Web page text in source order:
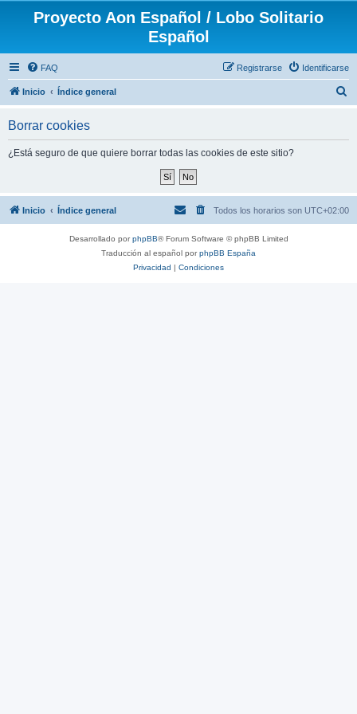
Proyecto Aon Español / Lobo Solitario
Español
FAQ Identificarse
Registrarse
Inicio Índice general
Borrar cookies
¿Está seguro de que quiere borrar todas las cookies de este sitio?
Inicio Índice general Todos los horarios son UTC+02:00
Desarrollado porphpBB® Forum Software © phpBB Limited
Traducción al español porphpBB España
Privacidad | Condiciones